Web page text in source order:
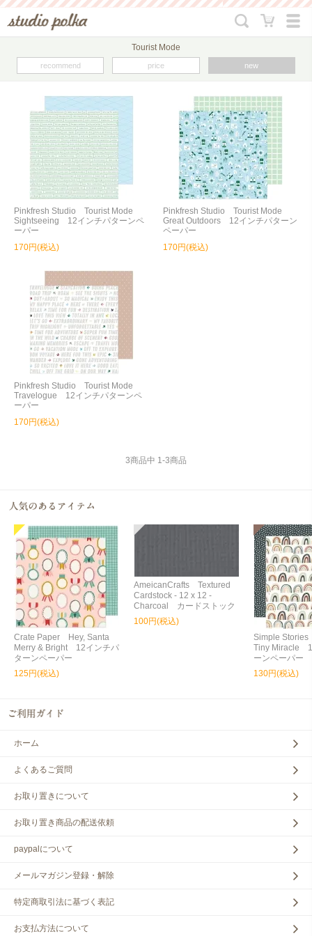
Tourist Mode
recommend price new
Pinkfresh Studio Tourist Mode
Sightseeing 12インチパターンペ
ーパー
170円(税込)
Pinkfresh Studio Tourist Mode
Great Outdoors 12インチパターン
ペーパー
170円(税込)
Pinkfresh Studio Tourist Mode
Travelogue 12インチパターンペ
ーパー
170円(税込)
3商品中 1-3商品
Crate Paper Hey, Santa
Merry & Bright 12インチパ
ターンペーパー
125円(税込)
AmeicanCrafts Textured
Cardstock - 12 x 12 -
Charcoal カードストック
100円(税込)
Simple
Tiny Miracle
ーンペーパー
130円(税込)
ホーム
よくあるご質問
お取り置きについて
お取り置き商品の配送依頼
paypalについて
メールマガジン登録・解除
特定商取引法に基づく表記
お支払方法について